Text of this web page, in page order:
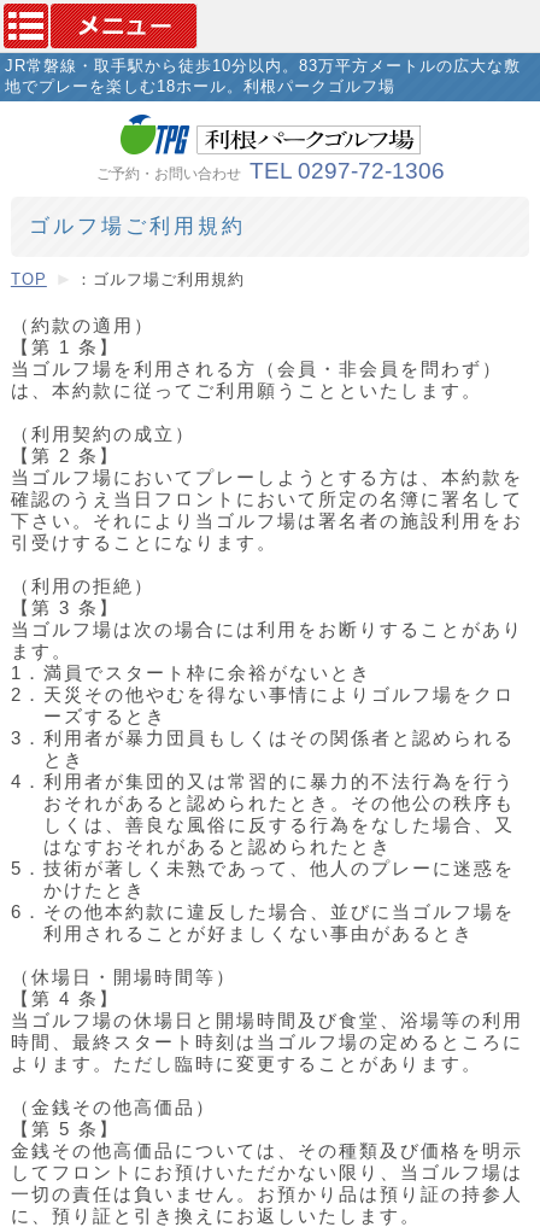
JR常磐線・取手駅から徒歩10分以内。83万平方メートルの広大な敷
地でプレーを楽しむ18ホール。利根パークゴルフ場
ご予約・お問い合わせ TEL 0297-72-1306
ゴルフ場ご利用規約
TOP ：ゴルフ場ご利用規約
（約款の適用）
【第 1 条】
当ゴルフ場を利用される方（会員・非会員を問わず）
は、本約款に従ってご利用願うことといたします。
（利用契約の成立）
【第 2 条】
当ゴルフ場においてプレーしようとする方は、本約款を
確認のうえ当日フロントにおいて所定の名簿に署名して
下さい。それにより当ゴルフ場は署名者の施設利用をお
引受けすることになります。
（利用の拒絶）
【第 3 条】
当ゴルフ場は次の場合には利用をお断りすることがあり
ます。
1． 満員でスタート枠に余裕がないとき
2． 天災その他やむを得ない事情によりゴルフ場をクロ
ーズするとき
3． 利用者が暴力団員もしくはその関係者と認められる
とき
4． 利用者が集団的又は常習的に暴力的不法行為を行う
おそれがあると認められたとき。その他公の秩序も
しくは、善良な風俗に反する行為をなした場合、又
はなすおそれがあると認められたとき
5． 技術が著しく未熟であって、他人のプレーに迷惑を
かけたとき
6． その他本約款に違反した場合、並びに当ゴルフ場を
利用されることが好ましくない事由があるとき
（休場日・開場時間等）
【第 4 条】
当ゴルフ場の休場日と開場時間及び食堂、浴場等の利用
時間、最終スタート時刻は当ゴルフ場の定めるところに
よります。ただし臨時に変更することがあります。
（金銭その他高価品）
【第 5 条】
金銭その他高価品については、その種類及び価格を明示
してフロントにお預けいただかない限り、当ゴルフ場は
一切の責任は負いません。お預かり品は預り証の持参人
に、預り証と引き換えにお返しいたします。